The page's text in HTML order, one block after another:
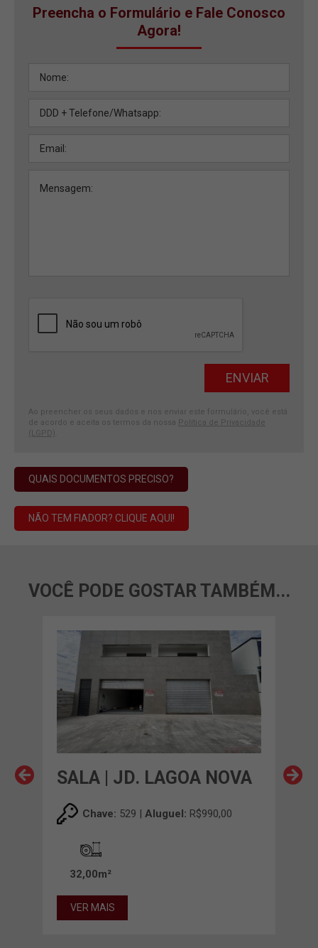
Preencha o Formulário e Fale Conosco
Agora!
Ao preencher os seus dados e nos enviar este formulário, você está
de acordo e aceita os termos da nossa Política de Privacidade
(LGPD)
QUAIS DOCUMENTOS PRECISO?
NÃO TEM FIADOR? CLIQUE AQUI!
VOCÊ PODE GOSTAR TAMBÉM...
SALA | JD. LAGOA NOVA
Chave: 529 | Aluguel: R$990,00
32,00m²
VER MAIS